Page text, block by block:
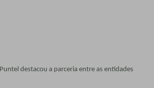
Puntel destacou a parceria entre as entidades